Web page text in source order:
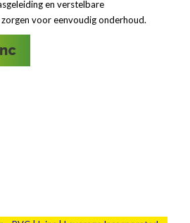
en verstelbare
voor eenvoudig onderhoud.